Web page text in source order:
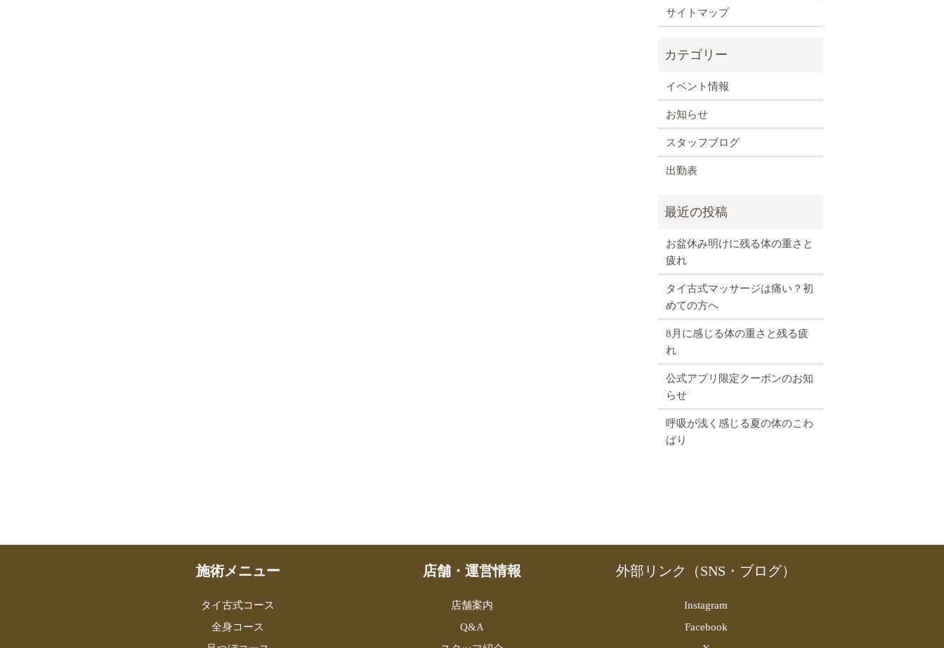
サイトマップ
イベント情報
お知らせ
スタッフブログ
出勤表
お盆休み明けに残る体の重さと
疲れ
タイ古式マッサージは痛い？初
めての方へ
8月に感じる体の重さと残る疲
れ
公式アプリ限定クーポンのお知
らせ
呼吸が浅く感じる夏の体のこわ
ばり
施術メニュー
タイ古式コース
全身コース
店舗・運営情報
店舗案内
Q&A
外部リンク（SNS・ブログ）
Instagram
Facebook